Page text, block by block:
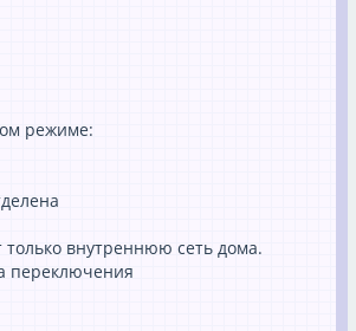
режиме:
только внутреннюю сеть дома.
переключения